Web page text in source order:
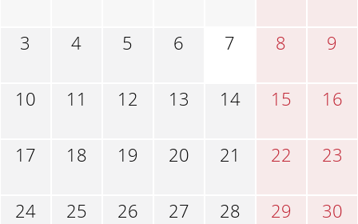
3 4 5 6 7 8 9
10 11 12 13 14 15 16
17 18 19 20 21 22 23
24 25 26 27 28 29 30